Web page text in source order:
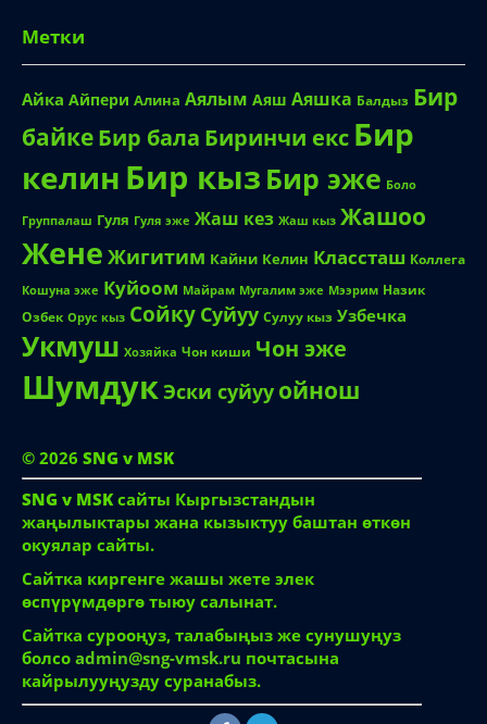
Метки
Айка Айпери Алина Аялым Аяш Аяшка Балдыз Бир
байкеБир бала Биринчи екс Бир
келин Бир кыз Бир эже Боло
Группалаш Гуля Гуля эже Жаш кез Жаш кыз Жашоо
Жене Жигитим Кайни Келин Классташ Коллега
Кошуна эже Куйоом Майрам Мугалим эже Мээрим Назик
Озбек Орус кыз Сойку Суйуу Сулуу кыз Узбечка
Укмуш Хозяйка Чон киши Чон эже
ШумдукЭски суйуу ойнош
© 2026 SNG v MSK
SNG v MSK сайты Кыргызстандын
жаңылыктары жана кызыктуу баштан өткөн
окуялар сайты.
Сайтка киргенге жашы жете элек
өспүрүмдөргө тыюу салынат.
Сайтка сурооңуз, талабыңыз же сунушуңуз
болсо admin@sng-vmsk.ru почтасына
кайрылууңузду суранабыз.